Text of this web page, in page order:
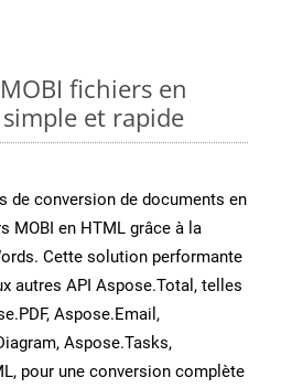
fichiers en
et rapide
de conversion de documents en
MOBI en HTML grâce à la
Cette solution performante
autres API Aspose.Total, telles
Aspose.Email,
Aspose.Tasks,
pour une conversion complète